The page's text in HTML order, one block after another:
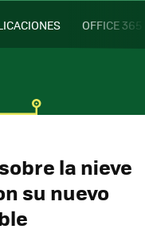
OFFICE 365
la nieve
su nuevo